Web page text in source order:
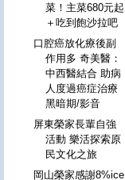
菜！主菜680元起
＋吃到飽沙拉吧
口腔癌放化療後副
作用多 奇美醫：
中西醫結合 助病
人度過癌症治療
黑暗期/影音
屏東榮家長輩自強
活動 樂活探索原
民文化之旅
岡山榮家感謝8%ice